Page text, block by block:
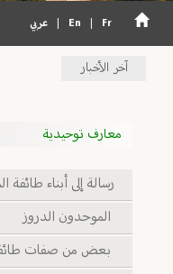
En Fr عربي
آخر الأخبار
معارف توحيدية
رسالة إلى أبناء طائفة
الموحدون الدروز
بعض من صفات